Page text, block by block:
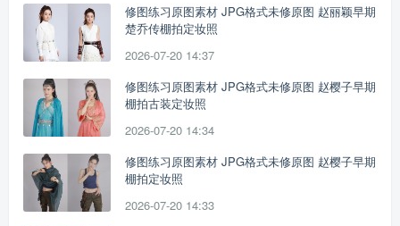
修图练习原图素材 JPG格式未修原图 赵丽颖早期
楚乔传棚拍定妆照
2026-07-20 14:37
修图练习原图素材 JPG格式未修原图 赵樱子早期
棚拍古装定妆照
2026-07-20 14:34
修图练习原图素材 JPG格式未修原图 赵樱子早期
棚拍定妆照
2026-07-20 14:33